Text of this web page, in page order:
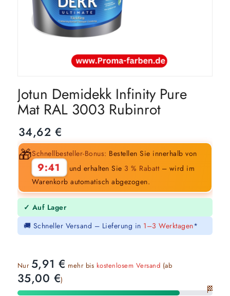
Jotun Demidekk Infinity Pure
Mat RAL 3003 Rubinrot
34,62 €
🎁Schnellbesteller-Bonus: Bestellen Sie innerhalb von
9:38 und erhalten Sie 3 % Rabatt– wird im
Warenkorb automatisch abgezogen.
✓ Auf Lager
🚚 Schneller Versand – Lieferung in 1–3 Werktagen*
Nur 5,91€ mehr bis kostenlosem Versand (ab
35,00 €)
🏁